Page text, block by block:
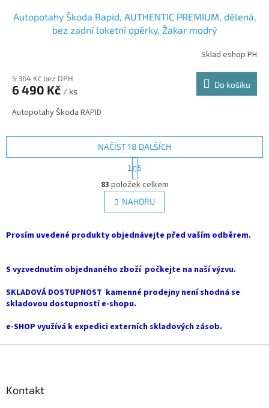
Autopotahy Škoda Rapid, AUTHENTIC PREMIUM, dělená,
bez zadní loketní opěrky, Žakar modrý
Sklad eshop PH
5 364 Kč bez DPH
6 490 Kč / ks
Do košíku
Autopotahy Škoda RAPID
O
v
l
á
a
p
v
k
v
NAČÍST 18 DALŠÍCH
S
t
r
á
n
k
v
í
1 5
83 položek celkem
NAHORU
Prosím uvedené produkty objednávejte před vaším odběrem.
S vyzvednutím objednaného zboží počkejte na naší výzvu.
SKLADOVÁ DOSTUPNOST kamenné prodejny není shodná se
skladovou dostupností e-shopu.
e-SHOP využívá k expedici externích skladových zásob.
Kontakt